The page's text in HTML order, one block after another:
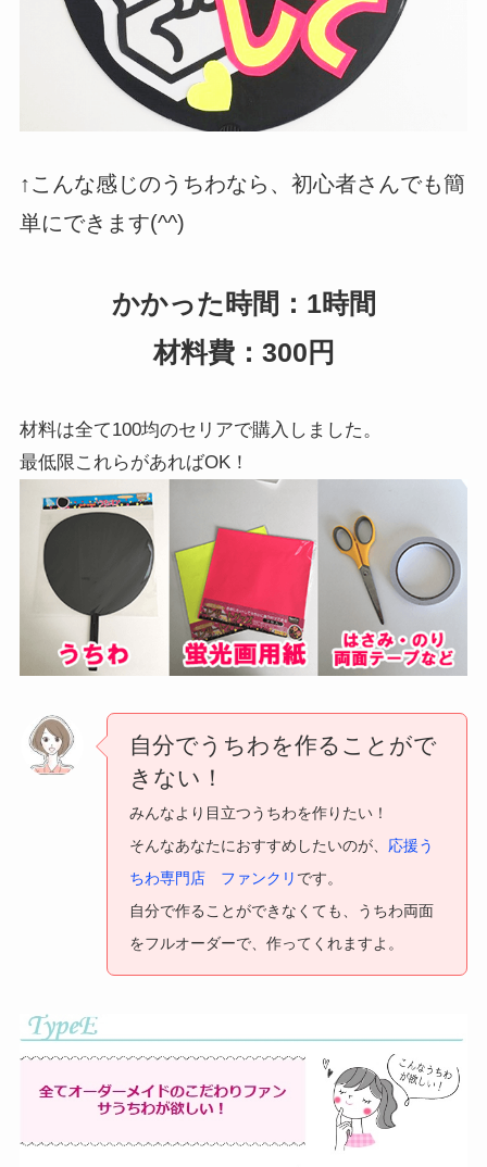
↑こんな感じのうちわなら、初心者さんでも簡
単にできます(^^)
かかった時間：1時間
材料費：300円
材料は全て100均のセリアで購入しました。
最低限これらがあればOK！
自分でうちわを作ることがで
きない！
みんなより目立つうちわを作りたい！
そんなあなたにおすすめしたいのが、 応援う
ちわ専門店 ファンクリ です。
自分で作ることができなくても、うちわ両面
をフルオーダーで、作ってくれますよ。